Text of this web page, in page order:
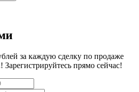
за каждую сделку по продаже
прямо сейчас!